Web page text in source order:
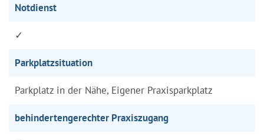
Notdienst
✓
Parkplatzsituation
Parkplatz in der Nähe, Eigener Praxisparkplatz
behindertengerechter Praxiszugang